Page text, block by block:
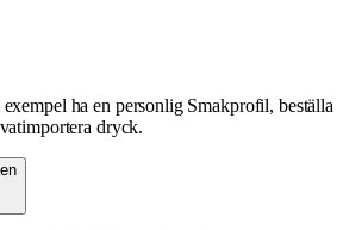
ha en personlig Smakprofil, beställa
dryck.